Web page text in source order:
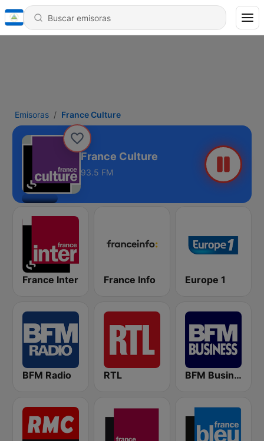
Emisoras France Culture
France Culture
93.5 FM
France Inter France Info Europe 1
BFM Radio RTL BFM Business 100.8 FM